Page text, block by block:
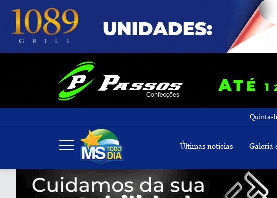
Quinta-
Últimas notícias Galeria